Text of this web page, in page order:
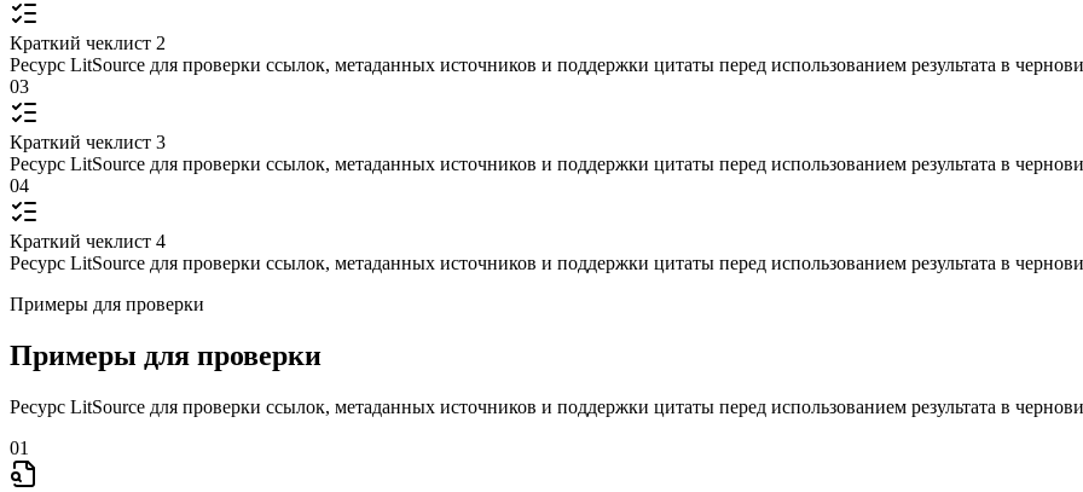
Краткий чеклист 2
Ресурс LitSource для проверки ссылок, метаданных источников и поддержки цитаты перед использованием результата в
03
Краткий чеклист 3
Ресурс LitSource для проверки ссылок, метаданных источников и поддержки цитаты перед использованием результата в
04
Краткий чеклист 4
Ресурс LitSource для проверки ссылок, метаданных источников и поддержки цитаты перед использованием результата в
Примеры для проверки
Примеры для проверки
Ресурс LitSource для проверки ссылок, метаданных источников и поддержки цитаты перед использованием результата в
01